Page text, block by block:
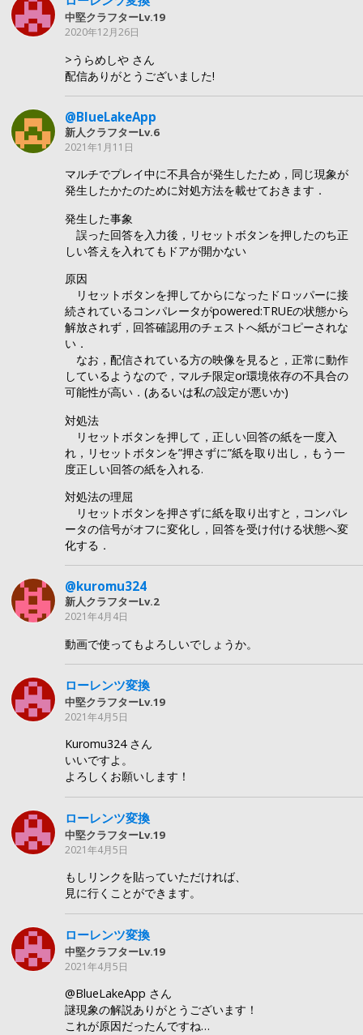
中堅クラフターLv.19
2020年12月26日
>うらめしや さん
配信ありがとうございました!
@BlueLakeApp
新人クラフターLv.6
2021年1月11日
マルチでプレイ中に不具合が発生したため，同じ現象が
発生したかたのために対処方法を載せておきます．
発生した事象
誤った回答を入力後，リセットボタンを押したのち正
しい答えを入れてもドアが開かない
原因
リセットボタンを押してからになったドロッパーに接
続されているコンパレータがpowered:TRUEの状態から
解放されず，回答確認用のチェストへ紙がコピーされな
い．
なお，配信されている方の映像を見ると，正常に動作
しているようなので，マルチ限定or環境依存の不具合の
可能性が高い．(あるいは私の設定が悪いか)
対処法
リセットボタンを押して，正しい回答の紙を一度入
れ，リセットボタンを”押さずに”紙を取り出し，もう一
度正しい回答の紙を入れる.
対処法の理屈
リセットボタンを押さずに紙を取り出すと，コンパレ
ータの信号がオフに変化し，回答を受け付ける状態へ変
化する．
@kuromu324
新人クラフターLv.2
2021年4月4日
動画で使ってもよろしいでしょうか。
ローレンツ変換
中堅クラフターLv.19
2021年4月5日
Kuromu324 さん
いいですよ。
よろしくお願いします！
ローレンツ変換
中堅クラフターLv.19
2021年4月5日
もしリンクを貼っていただければ、
見に行くことができます。
ローレンツ変換
中堅クラフターLv.19
2021年4月5日
@BlueLakeApp さん
謎現象の解説ありがとうございます！
これが原因だったんですね…